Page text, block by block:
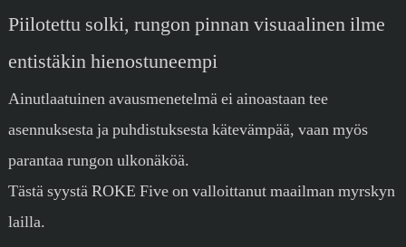
Piilotettu solki, rungon pinnan visuaalinen ilme
entistäkin hienostuneempi
Ainutlaatuinen avausmenetelmä ei ainoastaan ​​tee
asennuksesta ja puhdistuksesta kätevämpää, vaan myös
parantaa rungon ulkonäköä.
Tästä syystä ROKE Five on valloittanut maailman myrskyn
lailla.